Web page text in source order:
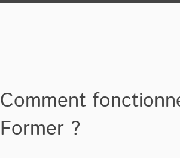
Comment
Former ?